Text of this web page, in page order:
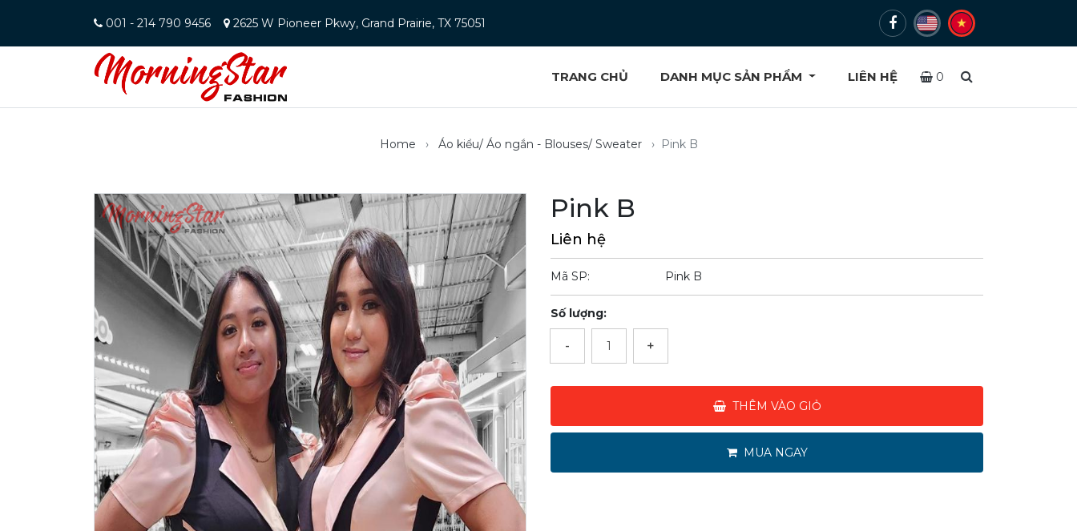
001 - 214 790 9456 2625 W Pioneer Pkwy, Grand Prairie, TX 75051
TRANG CHỦ DANH MỤC SẢN PHẨM LIÊN HỆ 0
Home Áo kiểu/ Áo ngắn - Blouses/ Sweater Pink B
Pink B
Liên hệ
Mã SP: Pink B
Số lượng:
- +
THÊM VÀO GIỎ
MUA NGAY